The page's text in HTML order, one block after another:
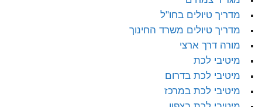
מדריך טיולים בחו"ל
מדריך טיולים משרד החינוך
מורה דרך ארצי
מיטיבי לכת
מיטיבי לכת בדרום
מיטיבי לכת במרכז